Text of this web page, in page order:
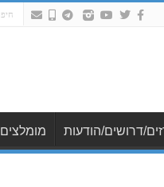
דרושים/הודעות מומלצים